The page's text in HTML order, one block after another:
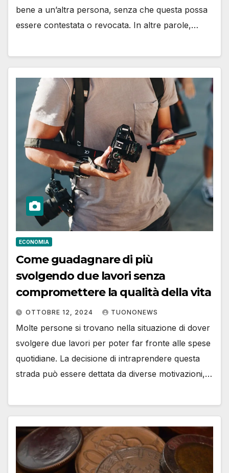
bene a un’altra persona, senza che questa possa
essere contestata o revocata. In altre parole,…
ECONOMIA
Come guadagnare di più
svolgendo due lavori senza
compromettere la qualità della vita
OTTOBRE 12, 2024 TUONONEWS
Molte persone si trovano nella situazione di dover
svolgere due lavori per poter far fronte alle spese
quotidiane. La decisione di intraprendere questa
strada può essere dettata da diverse motivazioni,…